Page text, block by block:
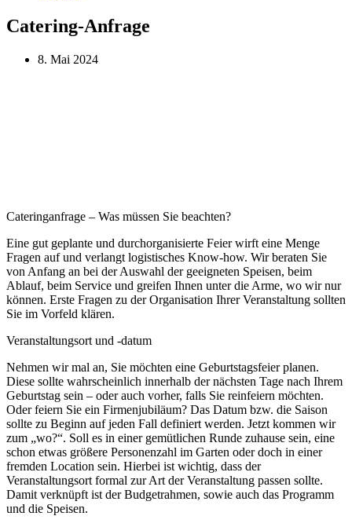
Catering-Anfrage
8. Mai 2024
Cateringanfrage – Was müssen Sie beachten?
Eine gut geplante und durchorganisierte Feier wirft eine Menge
Fragen auf und verlangt logistisches Know-how. Wir beraten Sie
von Anfang an bei der Auswahl der geeigneten Speisen, beim
Ablauf, beim Service und greifen Ihnen unter die Arme, wo wir nur
können. Erste Fragen zu der Organisation Ihrer Veranstaltung sollten
Sie im Vorfeld klären.
Veranstaltungsort und -datum
Nehmen wir mal an, Sie möchten eine Geburtstagsfeier planen.
Diese sollte wahrscheinlich innerhalb der nächsten Tage nach Ihrem
Geburtstag sein – oder auch vorher, falls Sie reinfeiern möchten.
Oder feiern Sie ein Firmenjubiläum? Das Datum bzw. die Saison
sollte zu Beginn auf jeden Fall definiert werden. Jetzt kommen wir
zum „wo?“. Soll es in einer gemütlichen Runde zuhause sein, eine
schon etwas größere Personenzahl im Garten oder doch in einer
fremden Location sein. Hierbei ist wichtig, dass der
Veranstaltungsort formal zur Art der Veranstaltung passen sollte.
Damit verknüpft ist der Budgetrahmen, sowie auch das Programm
und die Speisen.